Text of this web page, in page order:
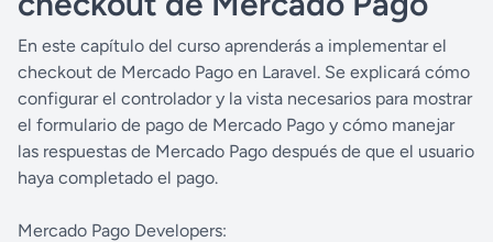
En este capítulo del curso aprenderás a implementar el
checkout de Mercado Pago en Laravel. Se explicará cómo
configurar el controlador y la vista necesarios para mostrar
el formulario de pago de Mercado Pago y cómo manejar
las respuestas de Mercado Pago después de que el usuario
haya completado el pago.
Mercado Pago Developers: